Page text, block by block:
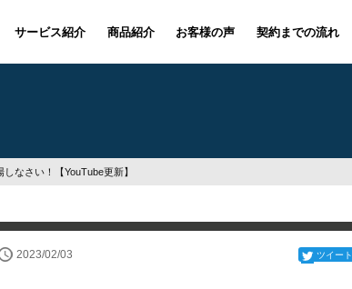
サービス紹介 商品紹介 お客様の声 契約までの流れ
なさい！【YouTube更新】
2023/02/03 ツイート